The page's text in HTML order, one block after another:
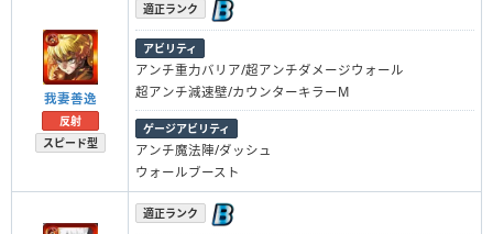
我妻善逸
反射
スピード型
適正ランク
アビリティ
アンチ重力バリア/超アンチダメージウォール
超アンチ減速壁/カウンターキラーM
ゲージアビリティ
アンチ魔法陣/ダッシュ
ウォールブースト
適正ランク